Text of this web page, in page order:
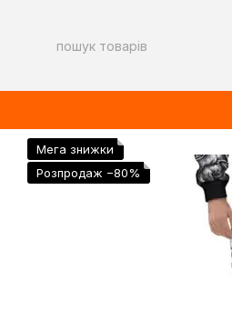
Мега знижки
Розпродаж −80%